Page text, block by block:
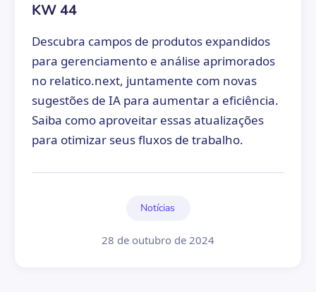
KW 44
Descubra campos de produtos expandidos
para gerenciamento e análise aprimorados
no relatico.next, juntamente com novas
sugestões de IA para aumentar a eficiência.
Saiba como aproveitar essas atualizações
para otimizar seus fluxos de trabalho.
Notícias
28 de outubro de 2024